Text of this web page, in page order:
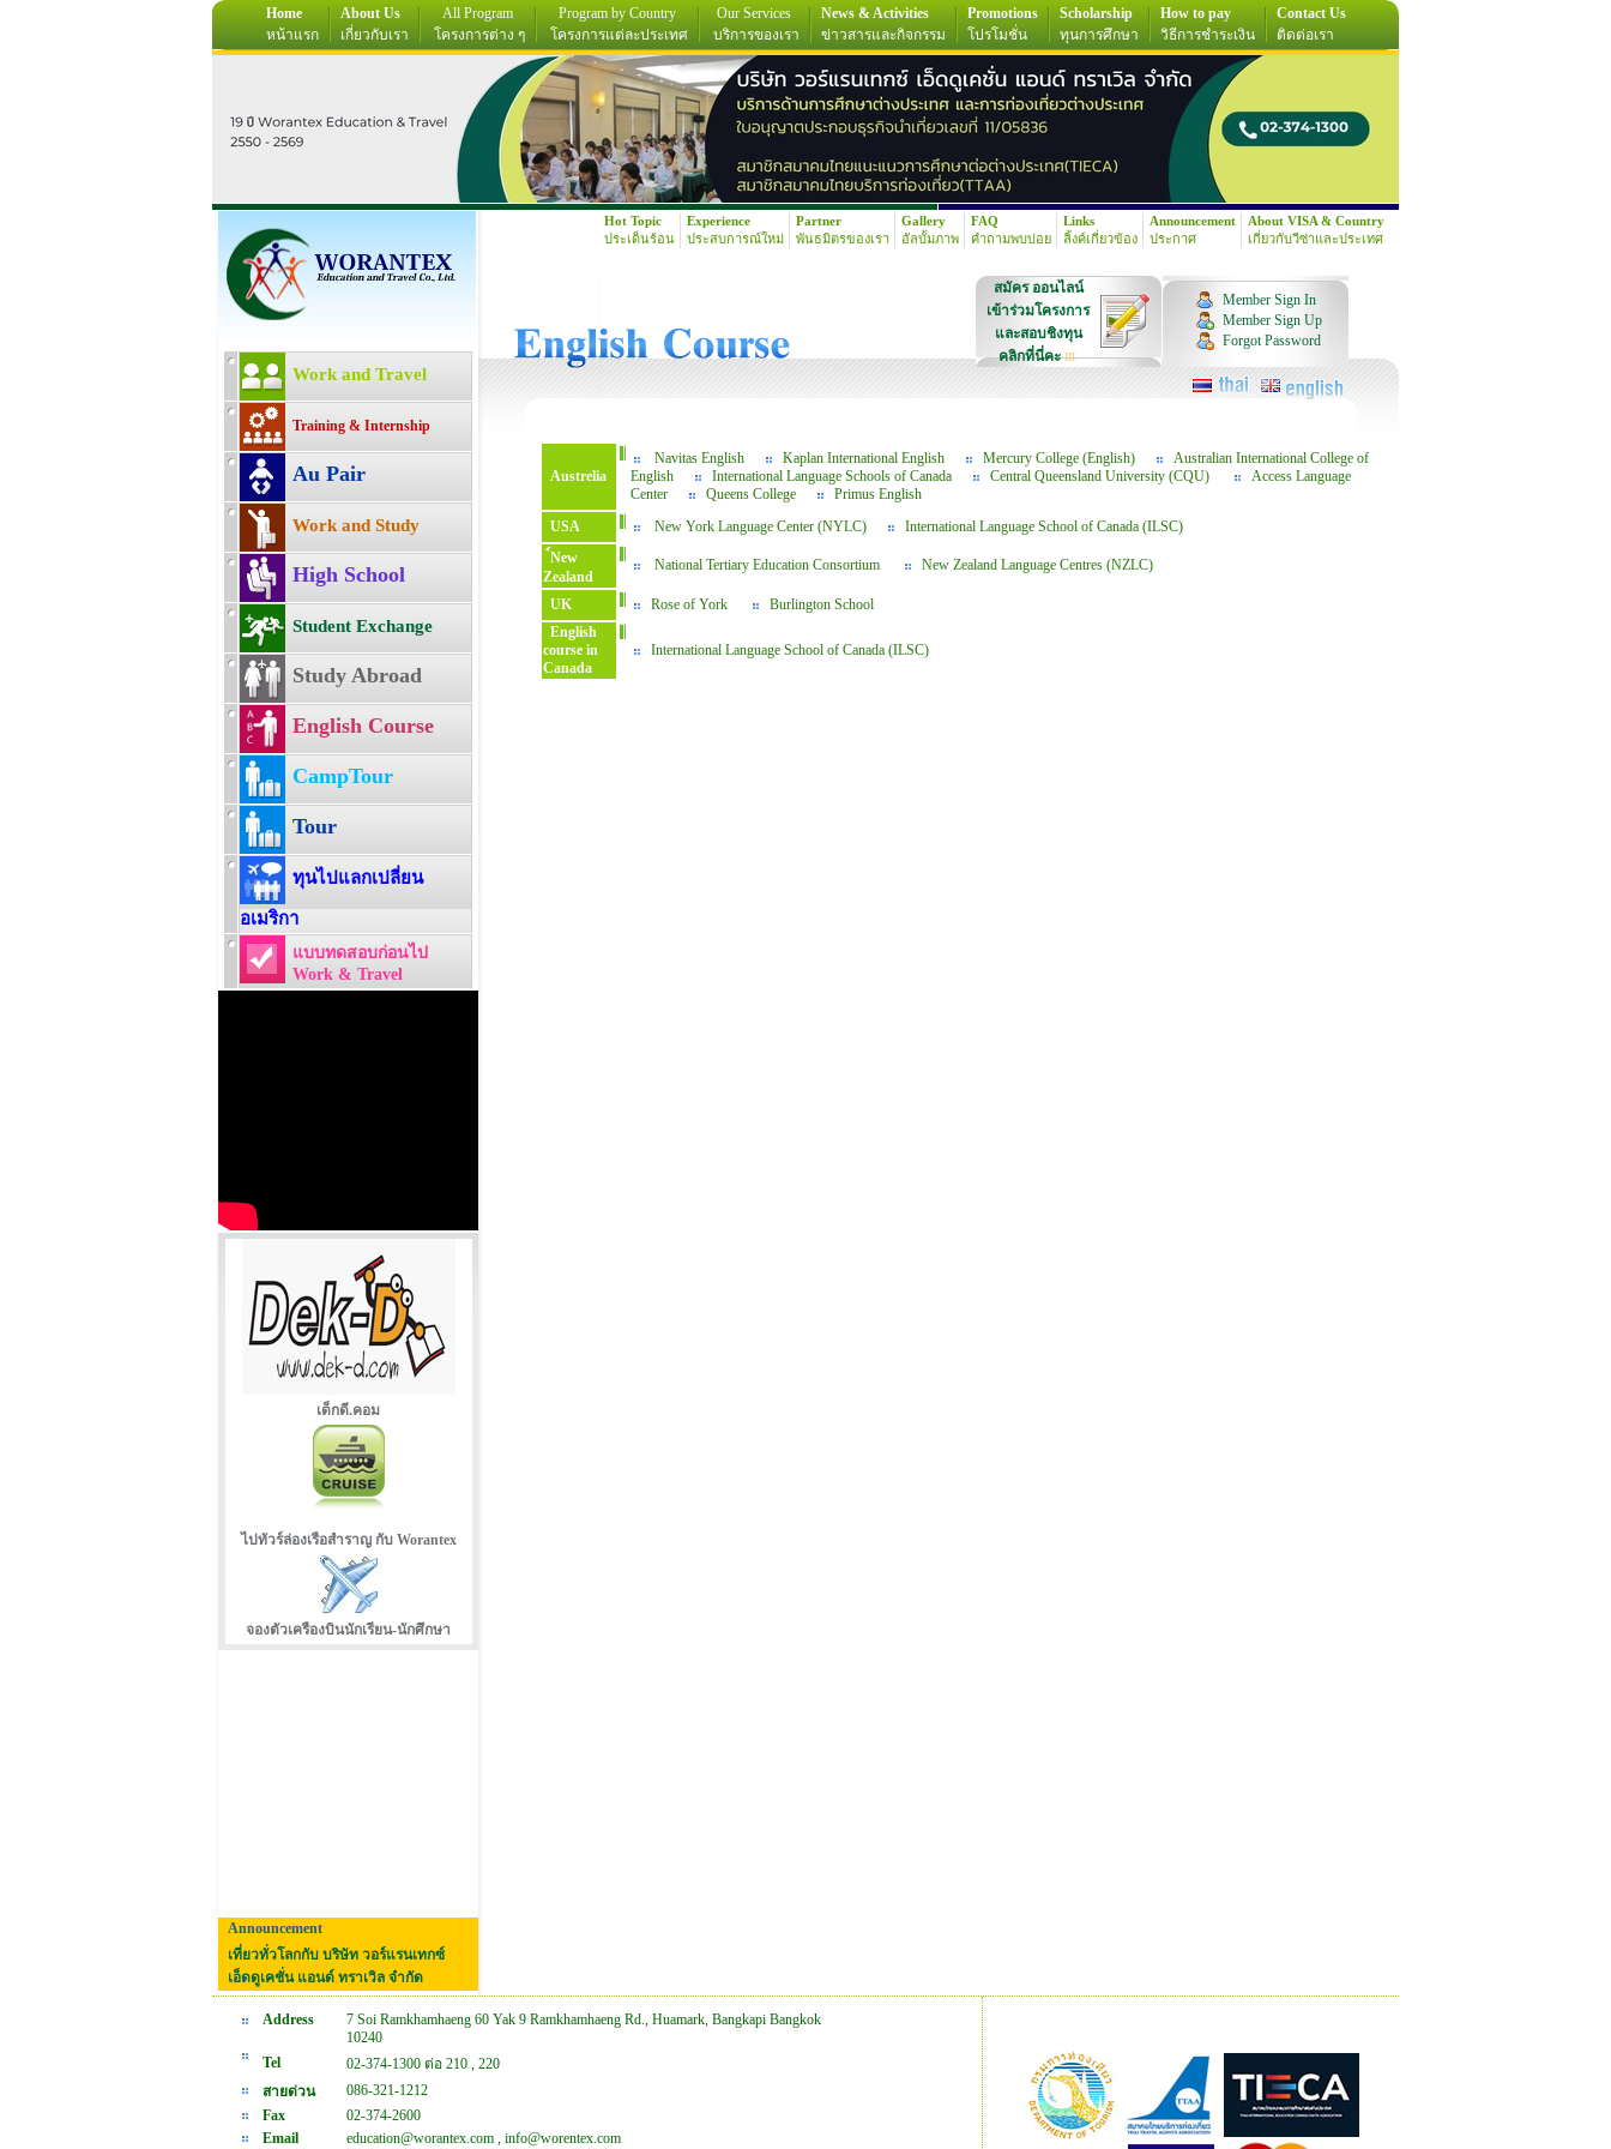
Home
หน้าแรก
About Us
เกี่ยวกับเรา
All Program
โครงการต่าง ๆ
Program by Country
โครงการแต่ละประเทศ
Our Services
บริการของเรา
News & Activities
ข่าวสารและกิจกรรม
Promotions
โปรโมชั่น
Scholarship
ทุนการศึกษา
How to pay
วิธีการชำระเงิน
Contact Us
ติดต่อเรา
Work and Travel
Training & Internship
Au Pair
Work and Study
High School
Student Exchange
Study Abroad
English Course
CampTour
Tour
ทุนไปแลกเปลี่ยน
อเมริกา
แบบทดสอบก่อนไป
Work & Travel
เด็กดี.คอม
ไปทัวร์ล่องเรือสำราญ กับ Worantex
จองตัวเครืองบินนักเรียน-นักศึกษา
Announcement
เที่ยวทั่วโลกกับ บริษัท วอร์แรนเทกซ์
เอ็ดดูเคชั่น แอนด์ ทราเวิล จำกัด
Hot Topic
ประเด็นร้อน
Experience
ประสบการณ์ใหม่
Partner
พันธมิตรของเรา
Gallery
อัลบั้มภาพ
FAQ
คำถามพบบ่อย
Links
ลิ้งค์เกี่ยวข้อง
Announcement
ประกาศ
About VISA & Country
เกี่ยวกับวีซ่าและประเทศ
สมัคร ออนไลน์
เข้าร่วมโครงการ
และสอบชิงทุน
คลิกที่นี่คะ!!!
Member Sign In
Member Sign Up
Forgot Password
Austrelia
Navitas English Kaplan International English Mercury College (English)
Australian International College of
English
International Language Schools of Canada Central Queensland University (CQU)
Access Language
Center
Queens College
Primus English
USA
New York Language Center (NYLC)
International Language School of Canada (ILSC)
์New
Zealand
National Tertiary Education Consortium New Zealand Language Centres (NZLC)
UK Rose of York
Burlington School
English
course in
Canada
International Language School of Canada (ILSC)
Address
7 Soi Ramkhamhaeng 60 Yak 9 Ramkhamhaeng Rd., Huamark, Bangkapi Bangkok
10240
Tel
02-374-1300 ต่อ 210 , 220
สายด่วน
086-321-1212
Fax
02-374-2600
Email
education@worantex.com , info@worentex.com